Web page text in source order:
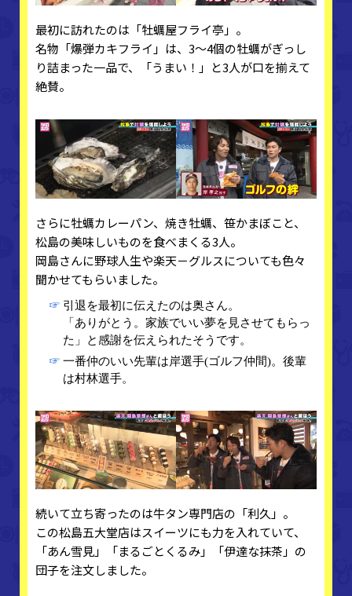
最初に訪れたのは「牡蠣屋フライ亭」。
名物「爆弾カキフライ」は、3～4個の牡蠣がぎっし
り詰まった一品で、「うまい！」と3人が口を揃えて
絶賛。
さらに牡蠣カレーパン、焼き牡蠣、笹かまぼこと、
松島の美味しいものを食べまくる3人。
岡島さんに野球人生や楽天－グルスについても色々
聞かせてもらいました。
☞ 引退を最初に伝えたのは奥さん。
「ありがとう。家族でいい夢を見させてもらっ
た」と感謝を伝えられたそうです。
☞ 一番仲のいい先輩は岸選手(ゴルフ仲間)。後輩
は村林選手。
続いて立ち寄ったのは牛タン専門店の「利久」。
この松島五大堂店はスイーツにも力を入れていて、
「あん雪見」「まるごとくるみ」「伊達な抹茶」の
団子を注文しました。